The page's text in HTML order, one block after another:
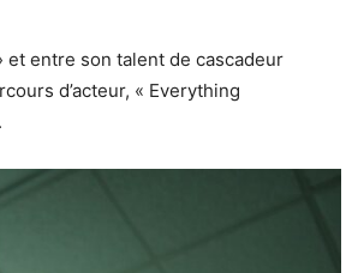
et entre son talent de cascadeur
d’acteur, « Everything